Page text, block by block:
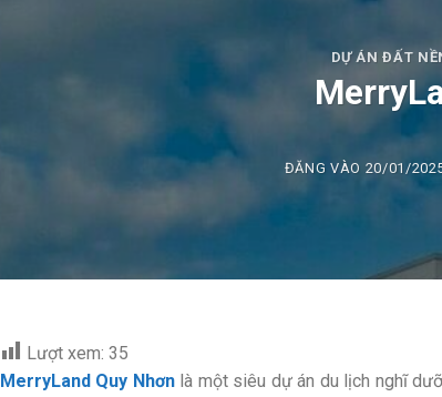
DỰ ÁN ĐẤT
ĐĂNG VÀO 20/01/
Lượt xem: 35
MerryLand Quy Nhơnlà một siêu dự án du lịch nghĩ